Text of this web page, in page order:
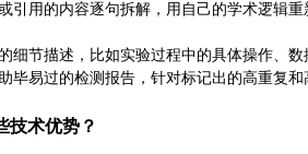
引用的内容逐句拆解，用自己的学术逻辑
细节描述，比如实验过程中的具体操作、
毕易过的检测报告，针对标记出的高重复和
技术优势？